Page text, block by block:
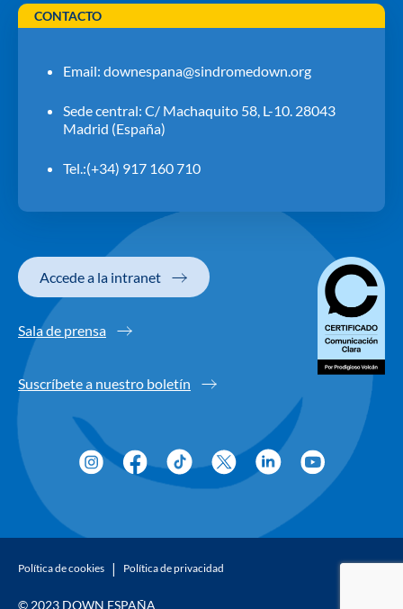
CONTACTO
Email: downespana@sindromedown.org
Sede central: C/ Machaquito 58, L-10. 28043
Madrid (España)
Tel.:(+34) 917 160 710
Accede a la intranet
Sala de prensa
Suscríbete a nuestro boletín
Política de cookies Política de privacidad
© 2023 DOWN ESPAÑA